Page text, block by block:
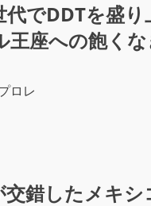
代でDDTを盛
王座への飽く
ロレ
交錯したメキ